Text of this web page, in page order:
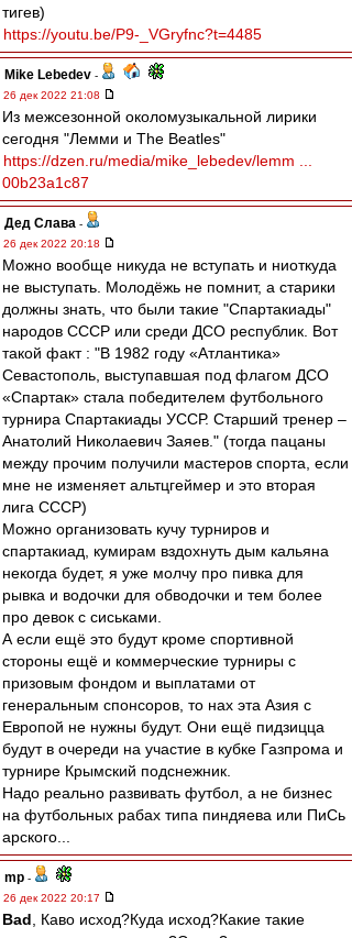
тигев)
https://youtu.be/P9-_VGryfnc?t=4485
Mike Lebedev -
26 дек 2022 21:08
Из межсезонной околомузыкальной лирики
сегодня "Лемми и The Beatles"
https://dzen.ru/media/mike_lebedev/lemm ...
00b23a1c87
Дед Слава -
26 дек 2022 20:18
Можно вообще никуда не вступать и ниоткуда
не выступать. Молодёжь не помнит, а старики
должны знать, что были такие "Спартакиады"
народов СССР или среди ДСО республик. Вот
такой факт : "В 1982 году «Атлантика»
Севастополь, выступавшая под флагом ДСО
«Спартак» стала победителем футбольного
турнира Спартакиады УССР. Старший тренер –
Анатолий Николаевич Заяев." (тогда пацаны
между прочим получили мастеров спорта, если
мне не изменяет альтцгеймер и это вторая
лига СССР)
Можно организовать кучу турниров и
спартакиад, кумирам вздохнуть дым кальяна
некогда будет, я уже молчу про пивка для
рывка и водочки для обводочки и тем более
про девок с сиськами.
А если ещё это будут кроме спортивной
стороны ещё и коммерческие турниры с
призовым фондом и выплатами от
генеральным спонсоров, то нах эта Азия с
Европой не нужны будут. Они ещё пидзицца
будут в очереди на участие в кубке Газпрома и
турнире Крымский подснежник.
Надо реально развивать футбол, а не бизнес
на футбольных рабах типа пиндяева или ПиСь
арского...
mp -
26 дек 2022 20:17
Bad , Каво исход?Куда исход?Какие такие